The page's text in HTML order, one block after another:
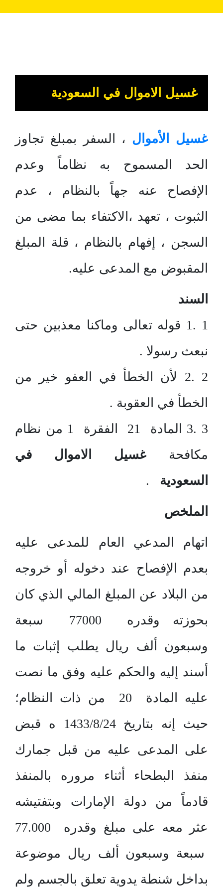
غسيل الاموال في السعودية
غسيل الأموال ، السفر بمبلغ تجاوز
الحد المسموح به نظاماً وعدم
الإفصاح عنه جهاً بالنظام ، عدم
الثبوت ، تعهد ،الاكتفاء بما مضى من
السجن ، إفهام بالنظام ، قلة المبلغ
المقبوض مع المدعى عليه.
السند
1 .1 قوله تعالى وماكنا معذبين حتى
نبعث رسولا .
2 .2 لأن الخطأ في العفو خير من
الخطأ في العقوبة .
3 .3 المادة 21 الفقرة 1 من نظام
مكافحة غسيل الاموال في
السعودية
.
الملخص
اتهام المدعي العام للمدعى عليه
بعدم الإفصاح عند دخوله أو خروجه
من البلاد عن المبلغ المالي الذي كان
بحوزته وقدره 77000 سبعة
وسبعون ألف ريال يطلب إثبات ما
أسند إليه والحكم عليه وفق ما نصت
عليه المادة 20 من ذات النظام؛
حيث إنه بتاريخ 1433/8/24 ه قبض
على المدعى عليه من قبل جمارك
منفذ البطحاء أثناء مروره بالمنفذ
قادماً من دولة الإمارات وبتفتيشه
عثر معه على مبلغ وقدره 77.000
سبعة وسبعون ألف ريال موضوعة
بداخل شنطة يدوية تعلق بالجسم ولم